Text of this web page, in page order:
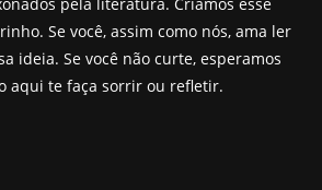
pela literatura. Criamos esse
Se você, assim como nós, ama ler
ideia. Se você não curte, esperamos
aqui te faça sorrir ou refletir.